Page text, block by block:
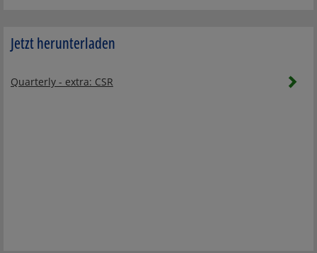
Jetzt herunterladen
Quarterly - extra: CSR